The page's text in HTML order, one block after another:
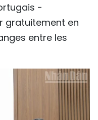
-
gratuitement en
entre les